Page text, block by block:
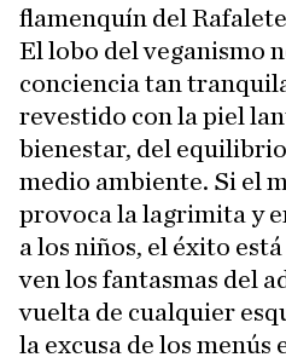
flamenquín del
El lobo del veganismo
conciencia tan
revestido con la piel
bienestar, del equilibrio
medio ambiente. Si el
provoca la lagrimita y
a los niños, el éxito
ven los fantasmas del
vuelta de cualquier
la excusa de los menús